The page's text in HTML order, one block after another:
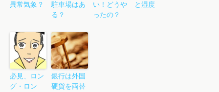
異常気象？
駐車場はあ
る？
い！どうや
ったの？
と湿度
必見、ロン
グ・ロン
銀行は外国
硬貨を両替